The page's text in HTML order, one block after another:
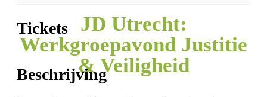
JD Utrecht:
Werkgroepavond Justitie
& Veiligheid
Tickets
Beschrijving